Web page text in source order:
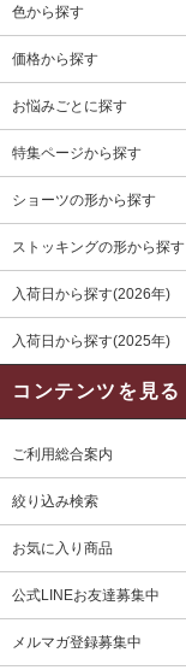
色から探す
価格から探す
お悩みごとに探す
特集ページから探す
ショーツの形から探す
ストッキングの形から探す
入荷日から探す(2026年)
入荷日から探す(2025年)
コンテンツを見る
ご利用総合案内
絞り込み検索
お気に入り商品
公式LINEお友達募集中
メルマガ登録募集中